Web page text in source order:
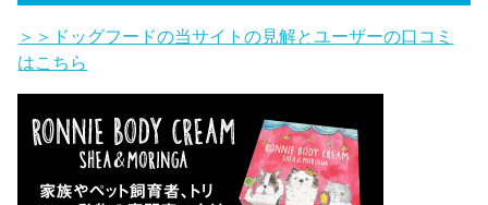
＞＞ドッグフードの当サイトの見解とユーザーの口コミ
はこちら